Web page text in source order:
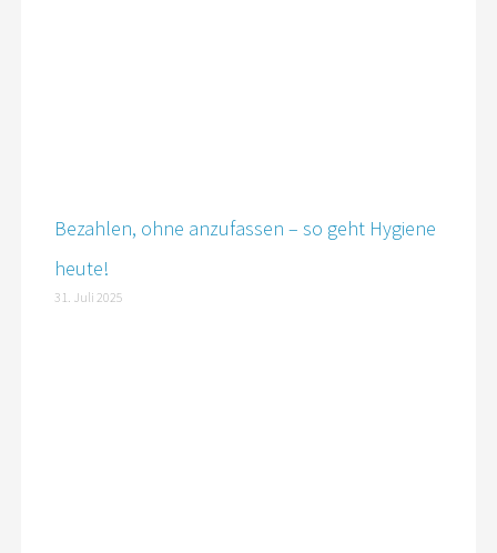
Bezahlen, ohne anzufassen – so geht Hygiene
heute!
31. Juli 2025